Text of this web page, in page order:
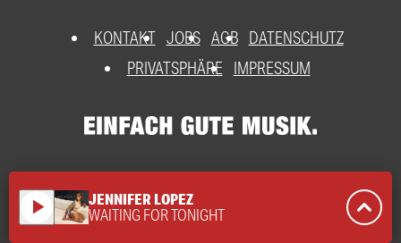
KONTAKT JOBS AGB DATENSCHUTZ
PRIVATSPHÄRE
IMPRESSUM
play_arrow JENNIFER LOPEZ
WAITING FOR TONIGHT